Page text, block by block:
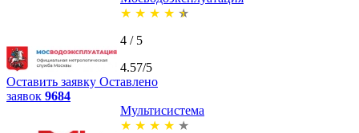
★ ★ ★ ★ ★
4 / 5
4.57/5
Оставить заявку Оставлено
заявок 9684
Мультисистема
★ ★ ★ ★ ★